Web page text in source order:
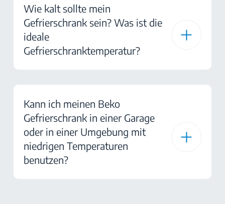
Wie kalt sollte mein
Gefrierschrank sein? Was ist die
ideale
Gefrierschranktemperatur?
Kann ich meinen Beko
Gefrierschrank in einer Garage
oder in einer Umgebung mit
niedrigen Temperaturen
benutzen?